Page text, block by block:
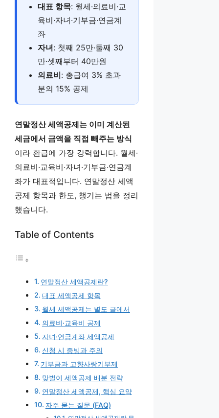
대표 항목: 월세·의료비·교
육비·자녀·기부금·연금계
좌
자녀: 첫째 25만·둘째 30
만·셋째부터 40만원
의료비: 총급여 3% 초과
분의 15% 공제
연말정산 세액공제는 이미 계산된
세금에서 금액을 직접 빼주는 방식
이라 환급에 가장 강력합니다. 월세·
의료비·교육비·자녀·기부금·연금계
좌가 대표적입니다. 연말정산 세액
공제 항목과 한도, 챙기는 법을 정리
했습니다.
Table of Contents
연말정산 세액공제란?
대표 세액공제 항목
월세 세액공제는 별도 글에서
의료비·교육비 공제
자녀·연금계좌 세액공제
신청 시 증빙과 주의
기부금과 고향사랑기부제
맞벌이 세액공제 배분 전략
연말정산 세액공제, 핵심 요약
자주 묻는 질문 (FAQ)